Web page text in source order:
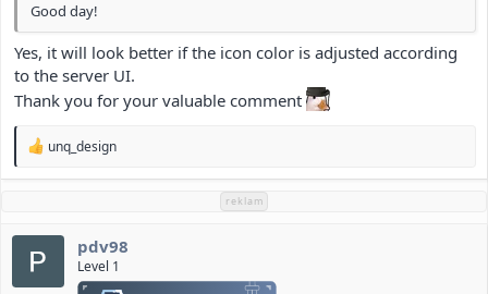
Good day!
Yes, it will look better if the icon color is adjusted according
to the server UI.
Thank you for your valuable comment
T
p
l
:
unq_design
reklam
pdv98
Level 1